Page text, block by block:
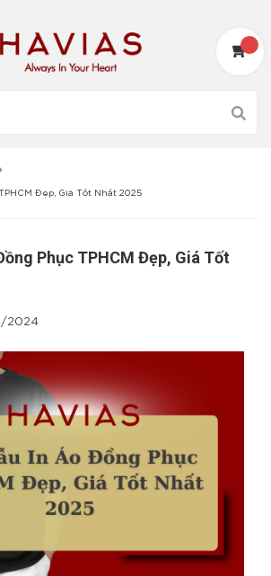
Đẹp, Giá Tốt Nhất 2025
Phục TPHCM Đẹp, Giá Tốt
2024